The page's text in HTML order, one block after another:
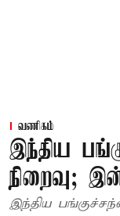
வணிகம்
இந்திய
நிறைவு;
இந்திய